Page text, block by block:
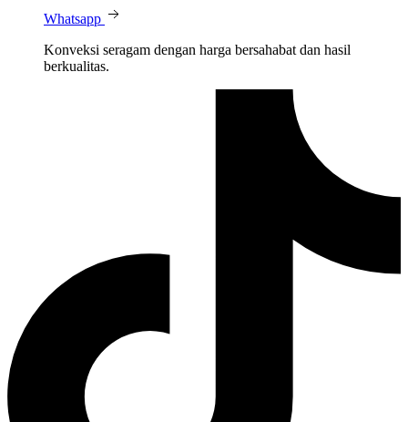
Whatsapp
Konveksi seragam dengan harga bersahabat dan hasil
berkualitas.